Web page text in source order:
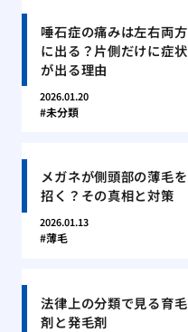
唾石症の痛みは左右両方
に出る？片側だけに症状
が出る理由
2026.01.20
未分類
メガネが側頭部の薄毛を
招く？その真相と対策
2026.01.13
薄毛
法律上の分類で見る育毛
剤と発毛剤